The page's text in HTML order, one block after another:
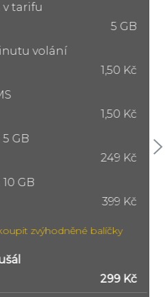
5 GB
volání
1,50 Kč
1,50 Kč
249 Kč
399 Kč
zvýhodněné balíčky
299 Kč